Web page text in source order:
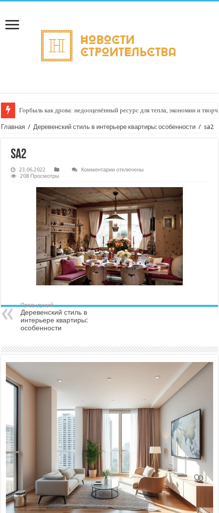
Горбыль как дрова: недооценённый ресурс для тепла, экономии и
Главная / Деревенский стиль в интерьере квартиры: особенности / sa2
sa2
23.06.2022 Комментариикотключены
208 Просмотры
Предыдущий
Деревенский стиль в
интерьере квартиры:
особенности